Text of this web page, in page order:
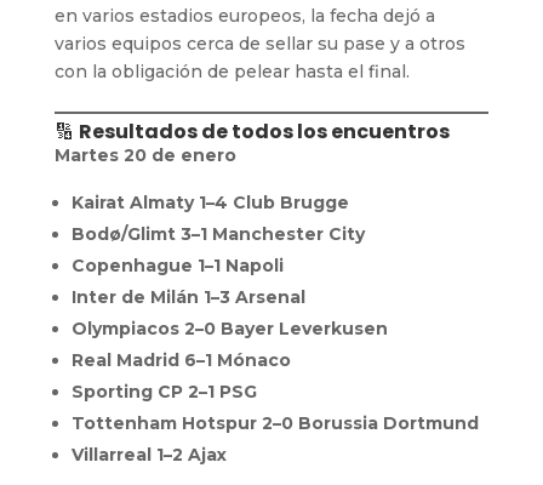
en varios estadios europeos, la fecha dejó a
varios equipos cerca de sellar su pase y a otros
con la obligación de pelear hasta el final.
🔢 Resultados de todos los encuentros
Martes 20 de enero
Kairat Almaty 1–4 Club Brugge
Bodø/Glimt 3–1 Manchester City
Copenhague 1–1 Napoli
Inter de Milán 1–3 Arsenal
Olympiacos 2–0 Bayer Leverkusen
Real Madrid 6–1 Mónaco
Sporting CP 2–1 PSG
Tottenham Hotspur 2–0 Borussia Dortmund
Villarreal 1–2 Ajax